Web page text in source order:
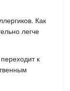
Как
легче
к